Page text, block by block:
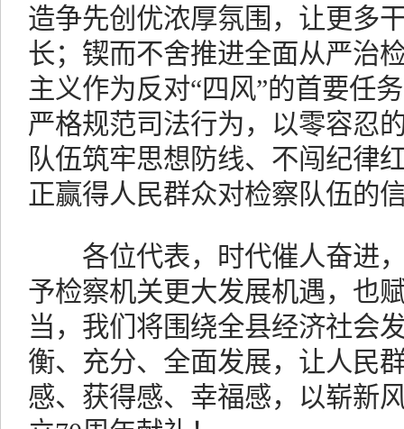
造争先创优浓厚氛围，让更多
长；锲而不舍推进全面从严治
主义作为反对“四风”的首要任
严格规范司法行为，以零容忍
队伍筑牢思想防线、不闯纪律
正赢得人民群众对检察队伍的
各位代表，时代催人奋进，
予检察机关更大发展机遇，也
当，我们将围绕全县经济社会
衡、充分、全面发展，让人民
感、获得感、幸福感，以崭新